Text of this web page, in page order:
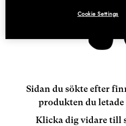
Sidan du sökte efter
produkten du
Klicka dig vidare till
Cookie Settings